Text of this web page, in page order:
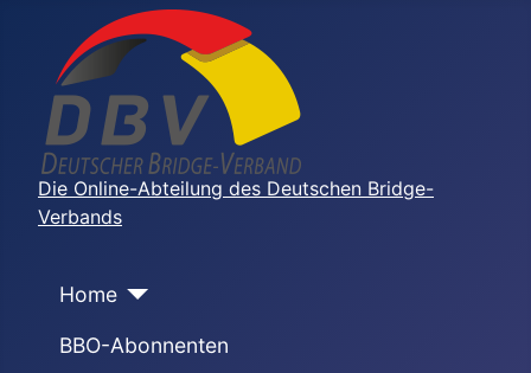
Die Online-Abteilung des Deutschen Bridge-
Verbands
Home
BBO-Abonnenten